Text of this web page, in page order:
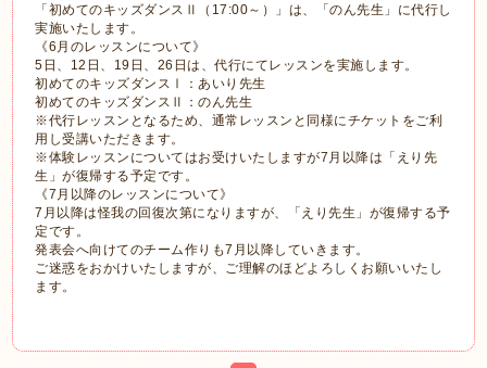
「初めてのキッズダンスⅡ（17:00～）」は、「のん先生」に代行し
実施いたします。
《6月のレッスンについて》
5日、12日、19日、26日は、代行にてレッスンを実施します。
初めてのキッズダンスⅠ：あいり先生
初めてのキッズダンスⅡ：のん先生
※代行レッスンとなるため、通常レッスンと同様にチケットをご利
用し受講いただきます。
※体験レッスンについてはお受けいたしますが7月以降は「えり先
生」が復帰する予定です。
《7月以降のレッスンについて》
7月以降は怪我の回復次第になりますが、「えり先生」が復帰する予
定です。
発表会へ向けてのチーム作りも7月以降していきます。
ご迷惑をおかけいたしますが、ご理解のほどよろしくお願いいたし
ます。